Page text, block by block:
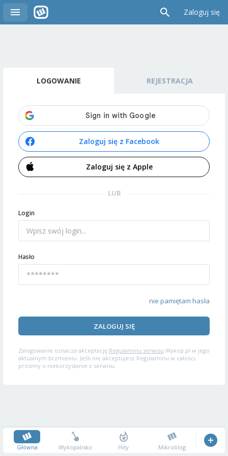
Zaloguj się
LOGOWANIE REJESTRACJA
Zaloguj się z Facebook
Zaloguj się z Apple
LUB
Login
Hasło
nie pamiętam hasła
ZALOGUJ SIĘ
Zalogowanie oznacza akceptację Regulaminu serwisu Wykop.pl w jego
aktualnym brzmieniu. Jeśli nie akceptujesz Regulaminu w całości,
prosimy o niekorzystanie z serwisu.
Główna Wykopalisko Hity Mikroblog